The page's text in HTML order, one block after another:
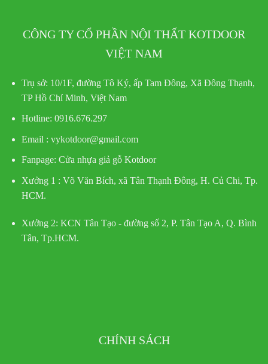
CÔNG TY CỔ PHẦN NỘI THẤT KOTDOOR
VIỆT NAM
Trụ sở: 10/1F, đường Tô Ký, ấp Tam Đông, Xã Đông Thạnh,
TP Hồ Chí Minh, Việt Nam
Hotline: 0916.676.297
Email : vykotdoor@gmail.com
Fanpage: Cửa nhựa giả gỗ Kotdoor
Xưởng 1 : Võ Văn Bích, xã Tân Thạnh Đông, H. Củ Chi, Tp.
HCM.
Xưởng 2: KCN Tân Tạo - đường số 2, P. Tân Tạo A, Q. Bình
Tân, Tp.HCM.
CHÍNH SÁCH